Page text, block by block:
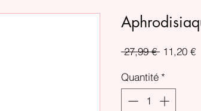
27,99 € Prix
11,20 €
Quantité *